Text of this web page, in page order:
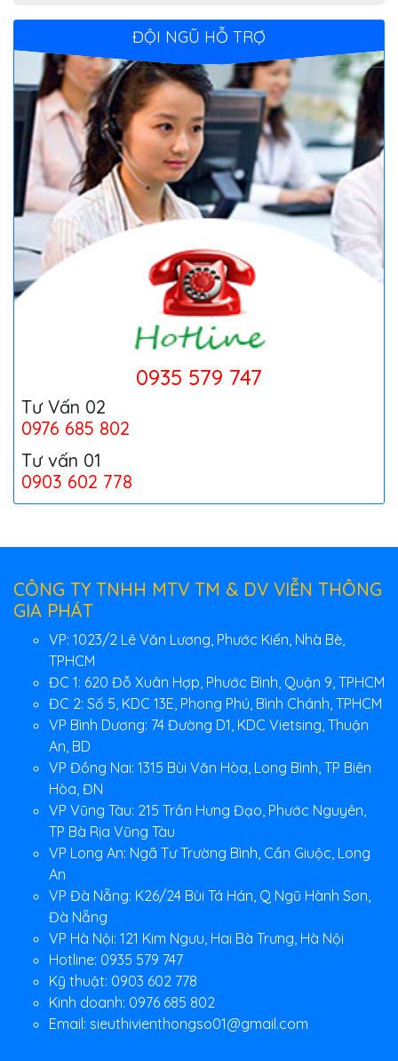
ĐỘI NGŨ HỖ TRỢ
0935 579 747
Tư Vấn 02
0976 685 802
Tư vấn 01
0903 602 778
CÔNG TY TNHH MTV TM & DV VIỄN THÔNG
GIA PHÁT
VP: 1023/2 Lê Văn Lương, Phước Kiển, Nhà Bè,
TPHCM
ĐC 1: 620 Đỗ Xuân Hợp, Phước Bình, Quận 9, TPHCM
ĐC 2: Số 5, KDC 13E, Phong Phú, Bình Chánh, TPHCM
VP Bình Dương: 74 Đường D1, KDC Vietsing, Thuận
An, BD
VP Đồng Nai: 1315 Bùi Văn Hòa, Long Bình, TP Biên
Hòa, ĐN
VP Vũng Tàu: 215 Trần Hưng Đạo, Phước Nguyên,
TP Bà Rịa Vũng Tàu
VP Long An: Ngã Tư Trường Bình, Cần Giuộc, Long
An
VP Đà Nẵng: K26/24 Bùi Tá Hán, Q Ngũ Hành Sơn,
Đà Nẵng
VP Hà Nội: 121 Kim Ngưu, Hai Bà Trưng, Hà Nội
Hotline: 0935 579 747
Kỹ thuật: 0903 602 778
Kinh doanh: 0976 685 802
Email: sieuthivienthongso01@gmail.com